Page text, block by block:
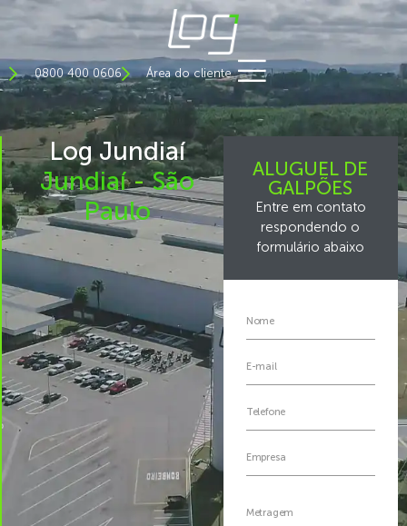
0800 400 0606 Área do cliente
Log Jundiaí
Jundiaí-São
Paulo
ALUGUEL DE
GALPÕES
Entre em contato
respondendo o
formulário abaixo